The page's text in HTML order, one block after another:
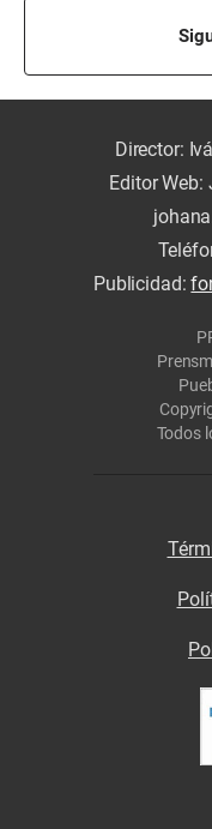
Director:
Editor Web:
Publicidad:
Todos